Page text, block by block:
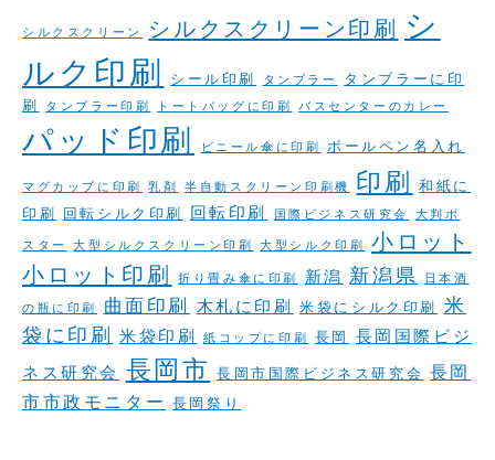
シルクスクリーン シルクスクリーン印刷 シ
ルク印刷
シール印刷 タンブラー
タンブラーに印
刷
タンブラー印刷 トートバッグに印刷 バスセンターのカレー
パッド印刷 ビニール傘に印刷 ボールペン名入れ
マグカップに印刷 乳剤 半自動スクリーン印刷機 印刷 和紙に
印刷 回転シルク印刷 回転印刷 国際ビジネス研究会
大判ポ
スター
大型シルクスクリーン印刷 大型シルク印刷 小ロット
小ロット印刷
折り畳み傘に印刷 新潟 新潟県
日本酒
の瓶に印刷
曲面印刷 木札に印刷 米袋にシルク印刷 米
袋に印刷 米袋印刷 紙コップに印刷 長岡
長岡国際ビジ
ネス研究会 長岡市 長岡市国際ビジネス研究会 長岡
市市政モニター 長岡祭り